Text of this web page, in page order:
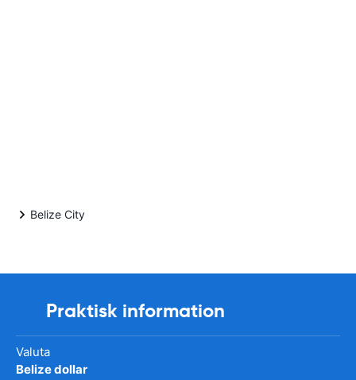
Belize City
Praktisk information
Valuta
Belize dollar